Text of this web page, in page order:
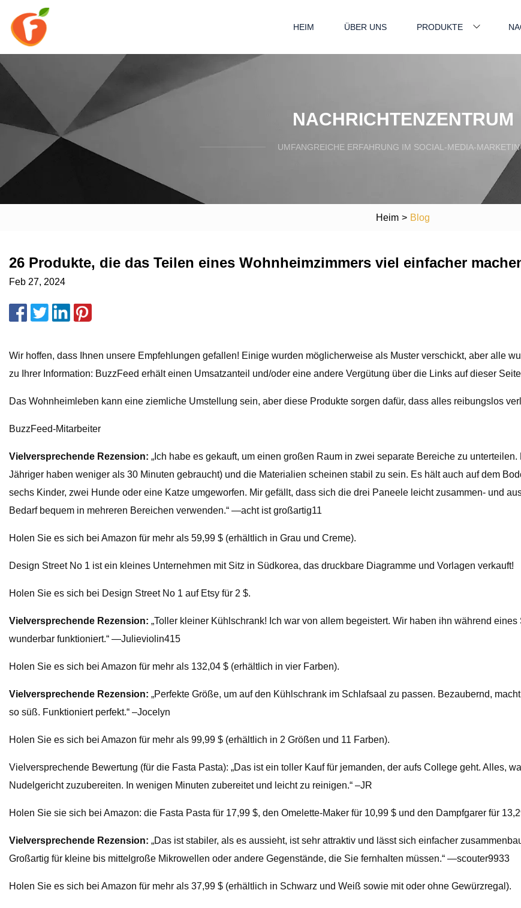
HEIM ÜBER UNS PRODUKTE
NACHRICHTENZENTRUM
UMFANGREICHE ERFAHRUNG IM SOCIAL-MEDIA-
Heim > Blog
26 Produkte, die das Teilen eines Wohnheimzimmers viel einfacher
Feb 27, 2024
Wir hoffen, dass Ihnen unsere Empfehlungen gefallen! Einige wurden möglicherweise als Muster verschickt, aber alle
zu Ihrer Information: BuzzFeed erhält einen Umsatzanteil und/oder eine andere Vergütung über die Links auf dieser
Das Wohnheimleben kann eine ziemliche Umstellung sein, aber diese Produkte sorgen dafür, dass alles reibungslos
BuzzFeed-Mitarbeiter
Vielversprechende Rezension: „Ich habe es gekauft, um einen großen Raum in zwei separate Bereiche zu
Jähriger haben weniger als 30 Minuten gebraucht) und die Materialien scheinen stabil zu sein. Es hält auch auf dem
sechs Kinder, zwei Hunde oder eine Katze umgeworfen. Mir gefällt, dass sich die drei Paneele leicht zusammen- und
Bedarf bequem in mehreren Bereichen verwenden.“ —acht ist großartig11
Holen Sie es sich bei Amazon für mehr als 59,99 $ (erhältlich in Grau und Creme).
Design Street No 1 ist ein kleines Unternehmen mit Sitz in Südkorea, das druckbare Diagramme und Vorlagen verkauft!
Holen Sie es sich bei Design Street No 1 auf Etsy für 2 $.
Vielversprechende Rezension: „Toller kleiner Kühlschrank! Ich war von allem begeistert. Wir haben ihn während
wunderbar funktioniert.“ —Julieviolin415
Holen Sie es sich bei Amazon für mehr als 132,04 $ (erhältlich in vier Farben).
Vielversprechende Rezension: „Perfekte Größe, um auf den Kühlschrank im Schlafsaal zu passen. Bezaubernd,
so süß. Funktioniert perfekt.“ –Jocelyn
Holen Sie es sich bei Amazon für mehr als 99,99 $ (erhältlich in 2 Größen und 11 Farben).
Vielversprechende Bewertung (für die Fasta Pasta): „Das ist ein toller Kauf für jemanden, der aufs College geht. Alles,
Nudelgericht zuzubereiten. In wenigen Minuten zubereitet und leicht zu reinigen.“ –JR
Holen Sie sie sich bei Amazon: die Fasta Pasta für 17,99 $, den Omelette-Maker für 10,99 $ und den Dampfgarer für
Vielversprechende Rezension: „Das ist stabiler, als es aussieht, ist sehr attraktiv und lässt sich einfacher
Großartig für kleine bis mittelgroße Mikrowellen oder andere Gegenstände, die Sie fernhalten müssen.“ —scouter9933
Holen Sie es sich bei Amazon für mehr als 37,99 $ (erhältlich in Schwarz und Weiß sowie mit oder ohne Gewürzregal).